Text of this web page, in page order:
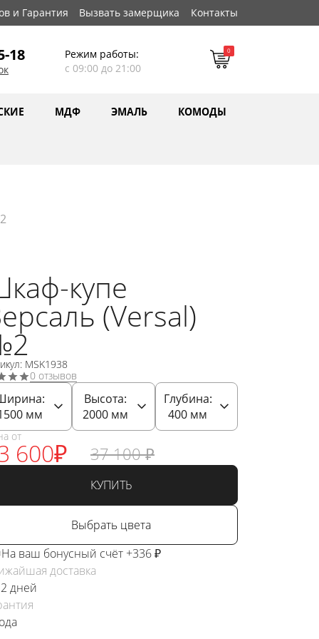
и Гарантия Вызвать замерщика Контакты
18
Режим работы:
с 09:00 до 21:00
0
МДФ ЭМАЛЬ КОМОДЫ
купе
(Versal)
MSK1938
0 отзывов
мм
Высота:
2000мм
Глубина:
400 мм
от
600₽ 37 100 ₽
КУПИТЬ
Выбрать цвета
На ваш бонусный счёт +336 ₽
доставка
дней